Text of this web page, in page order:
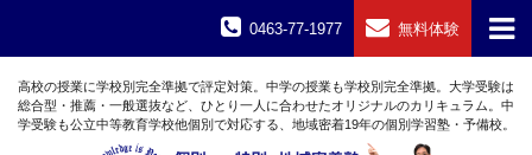
無料体験
0463-77-1977
高校の授業に学校別完全準拠で評定対策。中学の授業も学校別完全準拠。大学受験は
総合型・推薦・一般選抜など、ひとり一人に合わせたオリジナルのカリキュラム。中
学受験も公立中等教育学校他個別で対応する、地域密着19年の個別学習塾・予備校。